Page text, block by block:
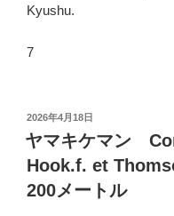
Kyushu.
7
投
稿
日:
2026年4月18日
ヤマキケマン
Hook.f. et
200メートル